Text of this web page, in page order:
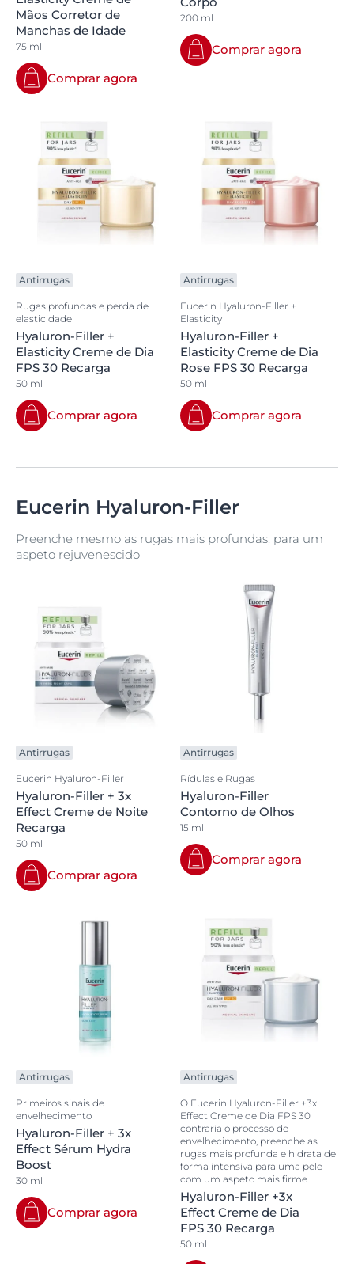
Mãos Corretor de
Manchas de Idade
75 ml
Comprar agora
200 ml
Comprar agora
Antirrugas
Rugas profundas e perda de
elasticidade
Hyaluron-Filler +
Elasticity Creme de Dia
FPS 30 Recarga
50 ml
Comprar agora
Antirrugas
Eucerin Hyaluron-Filler +
Elasticity
Hyaluron-Filler +
Elasticity Creme de Dia
Rose FPS 30 Recarga
50 ml
Comprar agora
Eucerin Hyaluron-Filler
Preenche mesmo as rugas mais profundas, para um
aspeto rejuvenescido
Antirrugas
Eucerin Hyaluron-Filler
Hyaluron-Filler + 3x
Effect Creme de Noite
Recarga
50 ml
Comprar agora
Antirrugas
Rídulas e Rugas
Hyaluron-Filler
Contorno de Olhos
15 ml
Comprar agora
Antirrugas
Primeiros sinais de
envelhecimento
Hyaluron-Filler + 3x
Effect Sérum Hydra
Boost
30 ml
Comprar agora
Antirrugas
O Eucerin Hyaluron-Filler +3x
Effect Creme de Dia FPS 30
contraria o processo de
envelhecimento, preenche as
rugas mais profunda e hidrata de
forma intensiva para uma pele
com um aspeto mais firme.
Hyaluron-Filler +3x
Effect Creme de Dia
FPS 30 Recarga
50 ml